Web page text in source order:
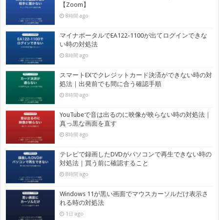
【Zoom】
8時間 ago
マイナポータルでEA122-1100が出てログインできな
い時の対処法
8時間 ago
スマートEXでクレジットカード決済ができない時の対
処法｜出発前でも間に合う確認手順
8時間 ago
YouTubeで音は出るのに映像が映らない時の対処法｜
真っ黒な画面を直す
8時間 ago
テレビで録画したDVDがパソコンで再生できない時の
対処法｜買う前に確認すること
8時間 ago
Windows 11が黒い画面でマウスカーソルだけ表示さ
れる時の対処法
1日 ago